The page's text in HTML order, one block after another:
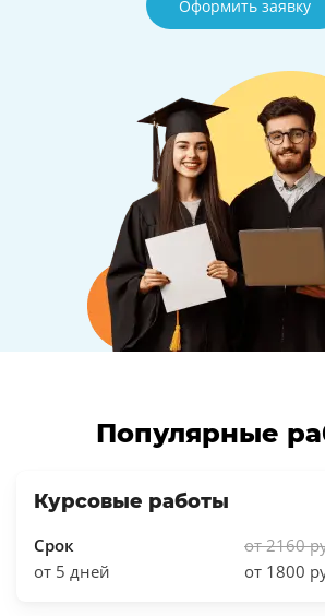
Оформить заявку
Популярные
Курсовые работы
Срок
от 5 дней
от 2160
от 1800